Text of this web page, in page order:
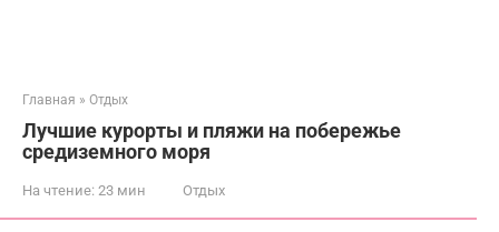
Главная » Отдых
Лучшие курорты и пляжи на побережье
средиземного моря
На чтение: 23 мин Отдых